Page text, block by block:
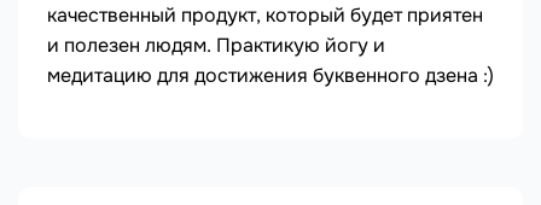
качественный продукт, который будет приятен
и полезен людям. Практикую йогу и
медитацию для достижения буквенного дзена :)